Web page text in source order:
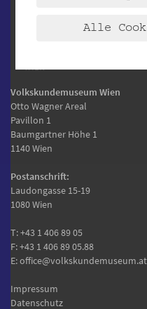
Volkskundemuseum Wien
Otto Wagner Areal
Pavillon 1
Baumgartner Höhe 1
1140 Wien
Postanschrift:
Laudongasse 15-19
1080 Wien
T:+43 1 406 89 05
F: +43 1 406 89 05.88
E:office@volkskundemuseum.at
Impressum
Datenschutz
Alle